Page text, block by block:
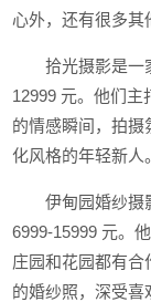
心外，还有很多其
拾光摄影是一
12999 元。他们
的情感瞬间，拍
化风格的年轻新人。
伊甸园婚纱摄
6999-15999 元。
庄园和花园都有
的婚纱照，深受喜